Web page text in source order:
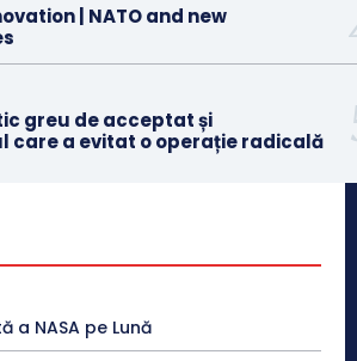
| NATO and new
greu de acceptat și
care a evitat o operație radicală
a NASA pe Lună